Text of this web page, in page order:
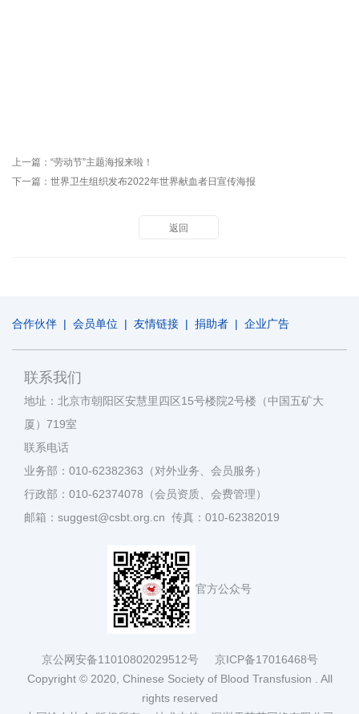
上一篇： “劳动节”主题海报来啦！
下一篇： 世界卫生组织发布2022年世界献血者日宣传海报
返回
合作伙伴 | 会员单位 | 友情链接 | 捐助者 | 企业广告
联系我们
地址：北京市朝阳区安慧里四区15号楼院2号楼（中国五矿大
厦）719室
联系电话
业务部：010-62382363（对外业务、会员服务）
行政部：010-62374078（会员资质、会费管理）
邮箱：suggest@csbt.org.cn 传真：010-62382019
官方公众号
京公网安备11010802029512号 京ICP备17016468号
Copyright © 2020, Chinese Society of Blood Transfusion . All
rights reserved